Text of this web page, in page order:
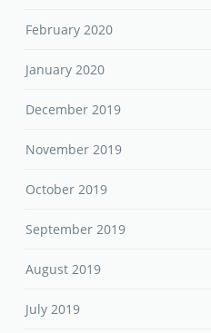
February 2020
January 2020
December 2019
November 2019
October 2019
September 2019
August 2019
July 2019